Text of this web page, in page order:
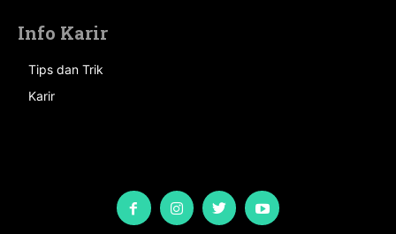
Info Karir
Tips dan Trik
Karir